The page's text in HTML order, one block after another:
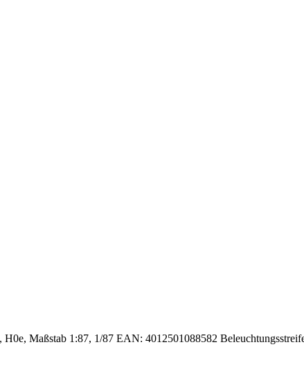
Maßstab 1:87, 1/87 EAN: 4012501088582